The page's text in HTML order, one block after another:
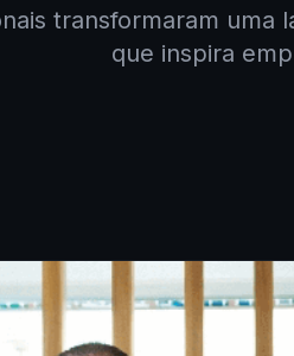
transformaram uma
que inspira